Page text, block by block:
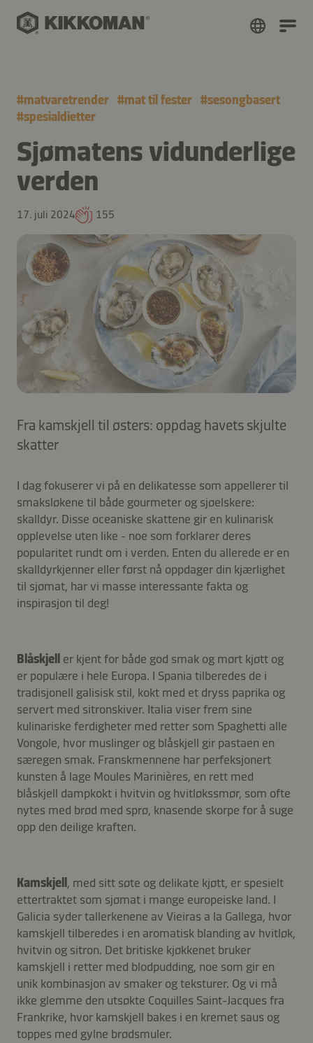
#matvaretrender #mat til fester #sesongbasert
#spesialdietter
Sjømatens vidunderlige
verden
17. juli 2024 155
Fra kamskjell til østers: oppdag havets skjulte
skatter
I dag fokuserer vi på en delikatesse som appellerer til
smaksløkene til både gourmeter og sjøelskere:
skalldyr. Disse oceaniske skattene gir en kulinarisk
opplevelse uten like - noe som forklarer deres
popularitet rundt om i verden. Enten du allerede er en
skalldyrkjenner eller først nå oppdager din kjærlighet
til sjømat, har vi masse interessante fakta og
inspirasjon til deg!
Blåskjell er kjent for både god smak og mørt kjøtt og
er populære i hele Europa. I Spania tilberedes de i
tradisjonell galisisk stil, kokt med et dryss paprika og
servert med sitronskiver. Italia viser frem sine
kulinariske ferdigheter med retter som Spaghetti alle
Vongole, hvor muslinger og blåskjell gir pastaen en
særegen smak. Franskmennene har perfeksjonert
kunsten å lage Moules Marinières, en rett med
blåskjell dampkokt i hvitvin og hvitløkssmør, som ofte
nytes med brød med sprø, knasende skorpe for å suge
opp den deilige kraften.
Kamskjell , med sitt søte og delikate kjøtt, er spesielt
ettertraktet som sjømat i mange europeiske land. I
Galicia syder tallerkenene av Vieiras a la Gallega, hvor
kamskjell tilberedes i en aromatisk blanding av hvitløk,
hvitvin og sitron. Det britiske kjøkkenet bruker
kamskjell i retter med blodpudding, noe som gir en
unik kombinasjon av smaker og teksturer. Og vi må
ikke glemme den utsøkte Coquilles Saint-Jacques fra
Frankrike, hvor kamskjell bakes i en kremet saus og
toppes med gylne brødsmuler.